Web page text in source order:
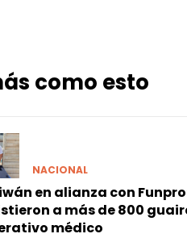
como esto
NACIONAL
en alianza con
a más de 800
médico